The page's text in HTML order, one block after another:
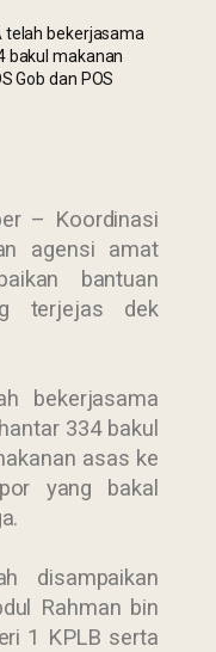
telah bekerjasama
bakul makanan
Gob dan POS
– Koordinasi
agensi amat
bantuan
terjejas dek
bekerjasama
334 bakul
asas ke
yang bakal
disampaikan
Rahman bin
1 KPLB serta